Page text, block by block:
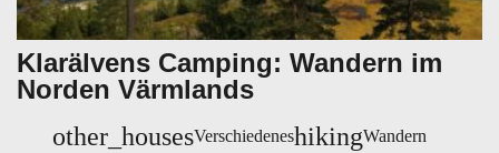
Klarälvens Camping: Wandern im
Norden Värmlands
other_housesVerschiedeneshikingWandern